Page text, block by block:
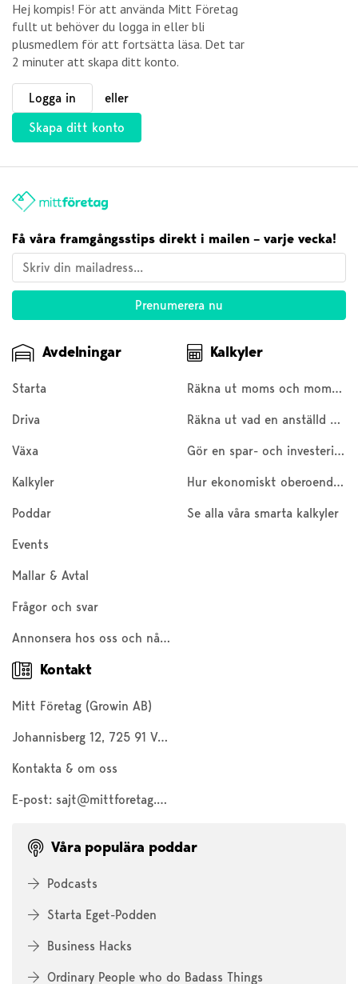
Hej kompis! För att använda Mitt Företag
fullt ut behöver du logga in eller bli
plusmedlem för att fortsätta läsa. Det tar
2 minuter att skapa ditt konto.
Logga in
eller
Skapa ditt konto
Få våra framgångsstips direkt i mailen – varje vecka!
Avdelningar
Starta
Driva
Växa
Kalkyler
Poddar
Events
Mallar & Avtal
Frågor och svar
Annonsera hos oss och nå 200 000 företagare och entreprenörer
Kalkyler
Räkna ut moms och moms baklänges
Räkna ut vad en anställd kostar
Gör en spar- och investeringskalkyl
Hur ekonomiskt oberoende är du?
Se alla våra smarta kalkyler
Kontakt
Mitt Företag (Growin AB)
Johannisberg 12, 725 91 Västerås
Kontakta & om oss
E-post: sajt@mittforetag.com
Våra populära poddar
Podcasts
Starta Eget-Podden
Business Hacks
Ordinary People who do Badass Things